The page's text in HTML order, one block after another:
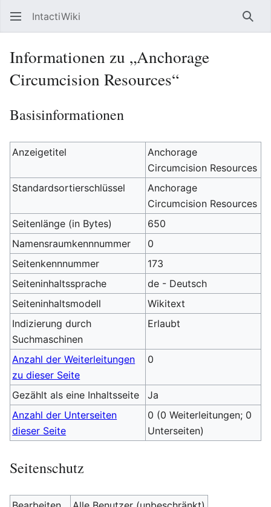
IntactiWiki
Informationen zu „Anchorage
Circumcision Resources“
Basisinformationen
Anzeigetitel
Anchorage
Circumcision Resources
Standardsortierschlüssel
Anchorage
Circumcision Resources
Seitenlänge (in Bytes)
650
Namensraumkennnummer
0
Seitenkennnummer
173
Seiteninhaltssprache
de - Deutsch
Seiteninhaltsmodell
Wikitext
Indizierung durch
Suchmaschinen
Erlaubt
Anzahl der Weiterleitungen
zu dieser Seite
0
Gezählt als eine Inhaltsseite
Ja
Anzahl der Unterseiten
dieser Seite
0 (0 Weiterleitungen; 0
Unterseiten)
Seitenschutz